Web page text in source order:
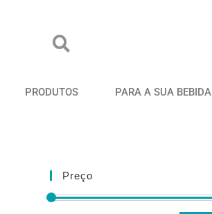
PRODUTOS PARA A SUA BEBIDA
Preço